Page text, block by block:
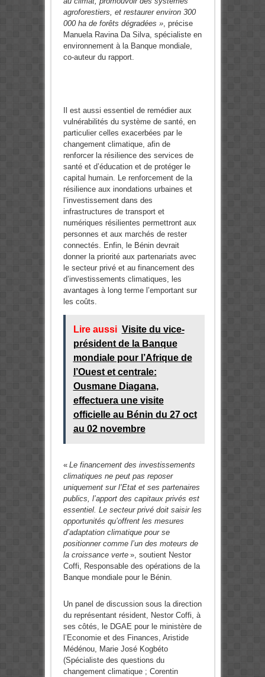
agroforestiers, et restaurer environ 300
000 ha de forêts dégradées », précise
Manuela Ravina Da Silva, spécialiste en
environnement à la Banque mondiale,
co-auteur du rapport.
Il est aussi essentiel de remédier aux
vulnérabilités du système de santé, en
particulier celles exacerbées par le
changement climatique, afin de
renforcer la résilience des services de
santé et d’éducation et de protéger le
capital humain. Le renforcement de la
résilience aux inondations urbaines et
l’investissement dans des
infrastructures de transport et
numériques résilientes permettront aux
personnes et aux marchés de rester
connectés. Enfin, le Bénin devrait
donner la priorité aux partenariats avec
le secteur privé et au financement des
d’investissements climatiques, les
avantages à long terme l’emportant sur
les coûts.
Lire aussi Visite du vice-
président de la Banque
mondiale pour l’Afrique de
l’Ouest et centrale:
Ousmane Diagana,
effectuera une visite
officielle au Bénin du 27 oct
au 02 novembre
« Le financement des investissements
climatiques ne peut pas reposer
uniquement sur l’Etat et ses partenaires
publics, l’apport des capitaux privés est
essentiel. Le secteur privé doit saisir les
opportunités qu’offrent les mesures
d’adaptation climatique pour se
positionner comme l’un des moteurs de
la croissance verte», soutient Nestor
Coffi, Responsable des opérations de la
Banque mondiale pour le Bénin.
Un panel de discussion sous la direction
du représentant résident, Nestor Coffi, à
ses côtés, le DGAE pour le ministère de
l’Economie et des Finances, Aristide
Médénou, Marie José Kogbéto
(Spécialiste des questions du
changement climatique ; Corentin